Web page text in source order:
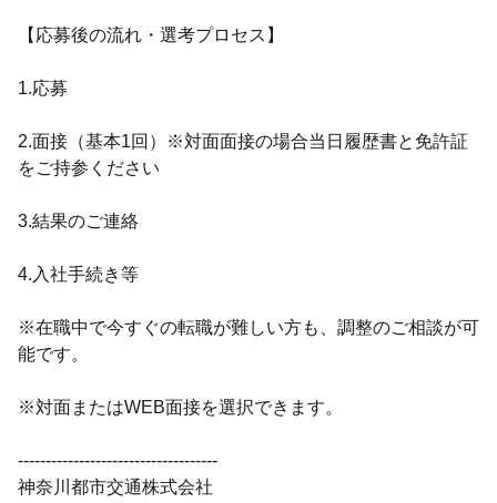
【応募後の流れ・選考プロセス】
1.応募
2.面接（基本1回）※対面面接の場合当日履歴書と免許証
をご持参ください
3.結果のご連絡
4.入社手続き等
※在職中で今すぐの転職が難しい方も、調整のご相談が可
能です。
※対面またはWEB面接を選択できます。
------------------------------------
神奈川都市交通株式会社